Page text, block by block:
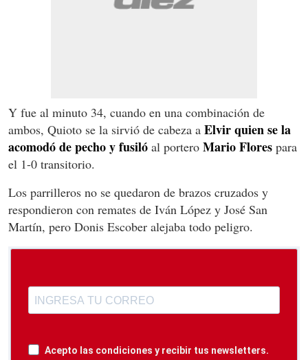
Y fue al minuto 34, cuando en una combinación de
ambos, Quioto se la sirvió de cabeza a Elvir quien se la
acomodó de pecho y fusiló al portero Mario Flores para
el 1-0 transitorio.
Los parrilleros no se quedaron de brazos cruzados y
respondieron con remates de Iván López y José San
Martín, pero Donis Escober alejaba todo peligro.
Acepto las condiciones y recibir tus newsletters.